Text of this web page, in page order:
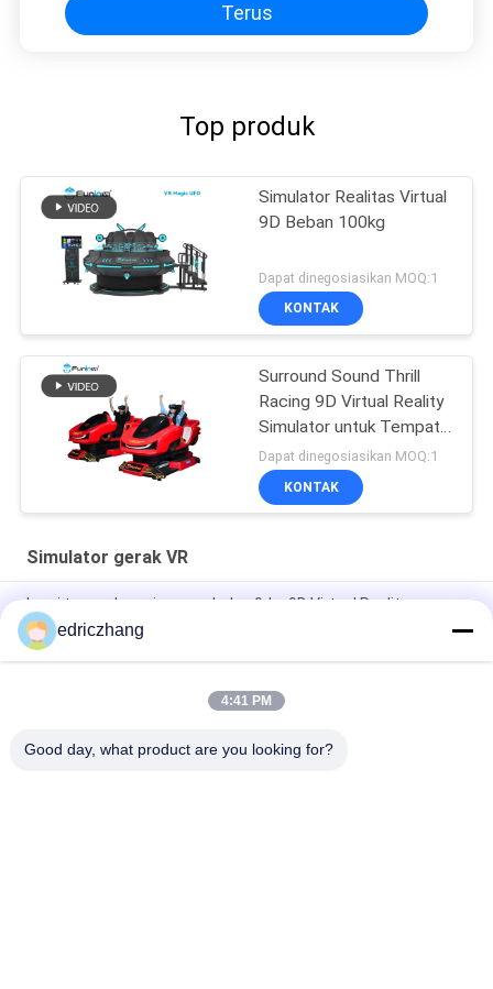
Terus
Top produk
Simulator Realitas Virtual
9D Beban 100kg
Dapat dinegosiasikan MOQ:1
KONTAK
Surround Sound Thrill
Racing 9D Virtual Reality
Simulator untuk Tempat
Hiburan
Dapat dinegosiasikan MOQ:1
KONTAK
Simulator gerak VR
kursi tunggal mesin game balap 9dvr 9D Virtual Reality
Simulator VR Mesin Game Moto
Taman Hiburan 9D Virtual Reality Simulator Mesin Mobil Balap
edriczhang
4:41 PM
Good day, what product are you looking for?